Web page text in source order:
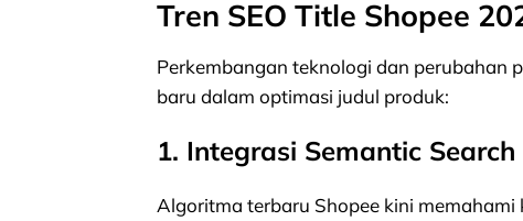
Tren SEO Title Shopee
Perkembangan teknologi dan perubahan
baru dalam optimasi judul produk:
1. Integrasi Semantic Search
Algoritma terbaru Shopee kini